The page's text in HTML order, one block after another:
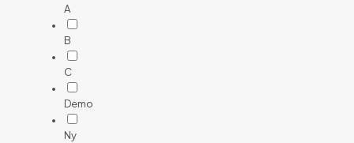
A
B
C
Demo
Ny